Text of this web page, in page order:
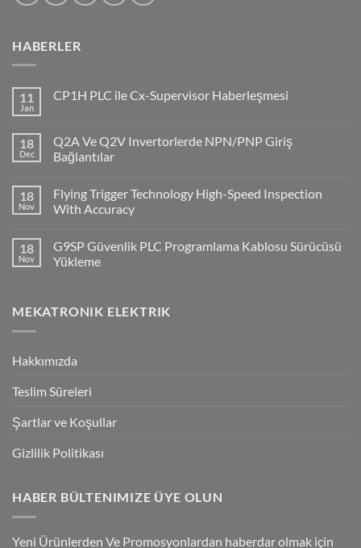
HABERLER
11
Jan
CP1H PLC ile Cx-Supervisor Haberleşmesi
CP1H
PLC
ile
Haberleşmesi
18
Dec
Q2A Ve Q2V Invertorlerde NPN/PNP Giriş
Bağlantılar
on
Q2A
Ve
NPN/PNP
Giriş
Bağlantılar
18
Nov
Flying Trigger Technology High-Speed Inspection
With Accuracy
on
Flying
Trigger
Inspection
With
18
Nov
G9SP Güvenlik PLC Programlama Kablosu Sürücüsü
Yükleme
G9SP
Güvenlik
Sürücüsü
MEKATRONIK ELEKTRIK
Hakkımızda
Teslim Süreleri
Şartlar ve Koşullar
Gizlilik Politikası
HABER BÜLTENIMIZE ÜYE OLUN
Yeni Ürünlerden Ve Promosyonlardan haberdar olmak için